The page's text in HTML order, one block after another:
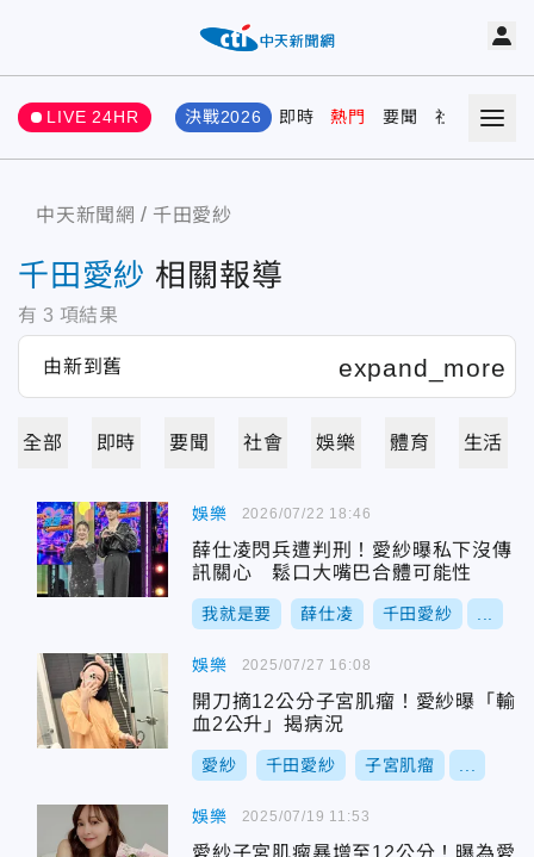
LIVE 24HR 決戰2026 即時 熱門 要聞 社會 娛樂
中天新聞網 千田愛紗
千田愛紗 相關報導
有 3 項結果
全部 即時 要聞 社會 娛樂 體育 生活
娛樂
薛仕凌閃兵遭判刑！愛紗曝私下沒傳
訊關心 鬆口大嘴巴合體可能性
我就是要 薛仕凌 千田愛紗
2026/07/22 18:46
娛樂
開刀摘12公分子宮肌瘤！愛紗曝「輸
血2公升」揭病況
愛紗 千田愛紗 子宮肌瘤
2025/07/27 16:08
娛樂
愛紗子宮肌瘤暴增至12公分！曝為愛
2025/07/19 11:53